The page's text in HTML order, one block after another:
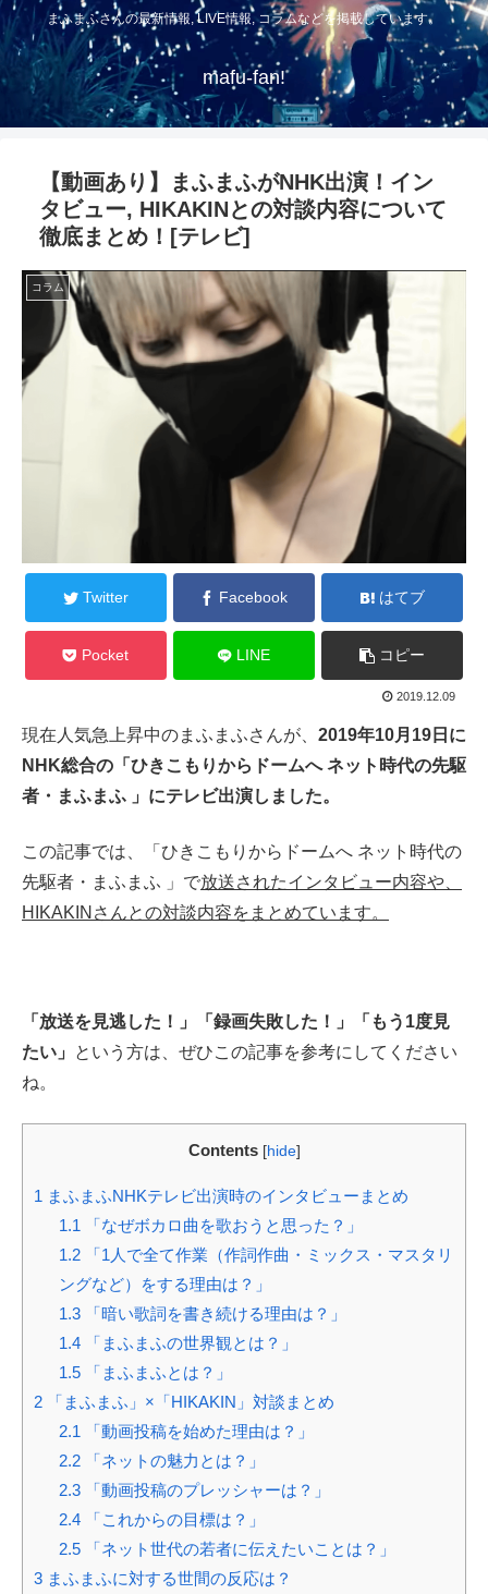
まふまふさんの最新情報, LIVE情報, コラムなどを掲載しています。
mafu-fan!
【動画あり】まふまふがNHK出演！イン
タビュー, HIKAKINとの対談内容について
徹底まとめ！[テレビ]
コラム
Twitter Facebook はてブ
Pocket LINE コピー
2019.12.09
現在人気急上昇中のまふまふさんが、 2019年10月19日に
NHK総合の「ひきこもりからドームへ ネット時代の先駆
者・まふまふ 」にテレビ出演しました。
この記事では、「ひきこもりからドームへ ネット時代の
先駆者・まふまふ 」で放送されたインタビュー内容や、
HIKAKINさんとの対談内容をまとめています。
「放送を見逃した！」「録画失敗した！」「もう1度見
たい」
という方は、ぜひこの記事を参考にしてください
ね。
Contents [hide]
1 まふまふNHKテレビ出演時のインタビューまとめ
1.1 「なぜボカロ曲を歌おうと思った？」
1.2「1人で全て作業（作詞作曲・ミックス・マスタリ
ングなど）をする理由は？」
1.3「暗い歌詞を書き続ける理由は？」
1.4「まふまふの世界観とは？」
1.5「まふまふとは？」
2 「まふまふ」×「HIKAKIN」対談まとめ
2.1 「動画投稿を始めた理由は？」
2.2「ネットの魅力とは？」
2.3「動画投稿のプレッシャーは？」
2.4「これからの目標は？」
2.5「ネット世代の若者に伝えたいことは？」
3 まふまふに対する世間の反応は？